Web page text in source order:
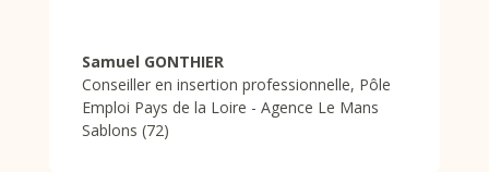
Samuel GONTHIER
Conseiller en insertion professionnelle, Pôle
Emploi Pays de la Loire - Agence Le Mans
Sablons (72)